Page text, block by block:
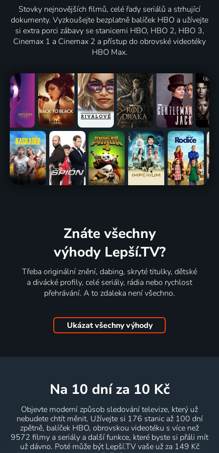
Stovky nejnovějších filmů, celé řady seriálů a strhující
dokumenty. Vyzkoušejte bezplatně balíček HBO a užívejte
si extra porci zábavy se stanicemi HBO, HBO 2, HBO 3,
Cinemax 1 a Cinemax 2 a přístup do obrovské videotéky
HBO Max.
Znáte všechny
výhody Lepší.TV?
Třeba originální znění, dabing, skryté titulky, dětské
a divácké profily, celé seriály, rádia nebo rychlost
přehrávání. A to zdaleka není všechno.
Ukázat všechny výhody
na 10 dní za 10 Kč
Objevte moderní způsob sledování televize, který už
nebudete chtít měnit. Užívejte si 176 stanic až 100 dní
zpětně, balíček HBO, obrovskou videotéku s více než
9572 filmy a seriály a další funkce, které byste si přáli mít
už dávno. Poté může být Lepší.TV vaše už za 149 Kč